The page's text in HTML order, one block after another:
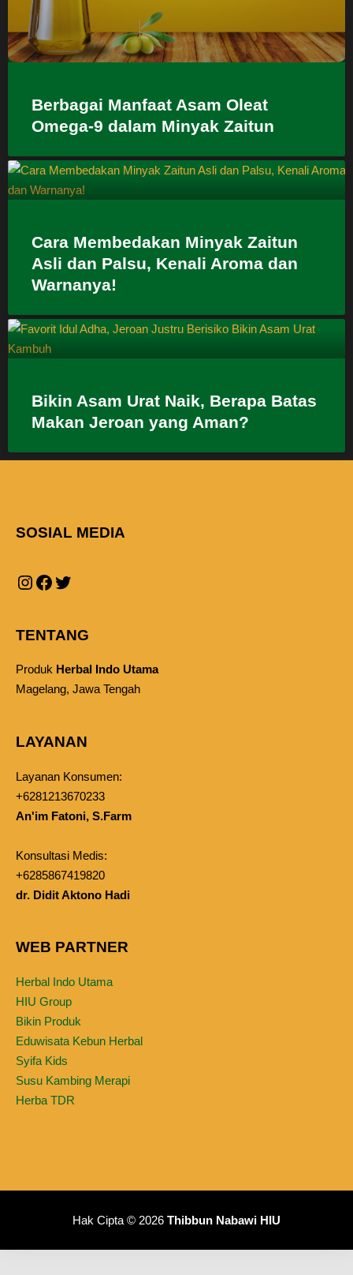
Berbagai Manfaat Asam Oleat
Omega-9 dalam Minyak Zaitun
Cara Membedakan Minyak Zaitun
Asli dan Palsu, Kenali Aroma dan
Warnanya!
Bikin Asam Urat Naik, Berapa Batas
Makan Jeroan yang Aman?
SOSIAL MEDIA
TENTANG
Produk Herbal Indo Utama
Magelang, Jawa Tengah
LAYANAN
Layanan Konsumen:
+6281213670233
An'im Fatoni, S.Farm
Konsultasi Medis:
+6285867419820
dr. Didit Aktono Hadi
WEB PARTNER
Herbal Indo Utama
HIU Group
Bikin Produk
Eduwisata Kebun Herbal
Syifa Kids
Susu Kambing Merapi
Herba TDR
Hak Cipta © 2026 Thibbun Nabawi HIU